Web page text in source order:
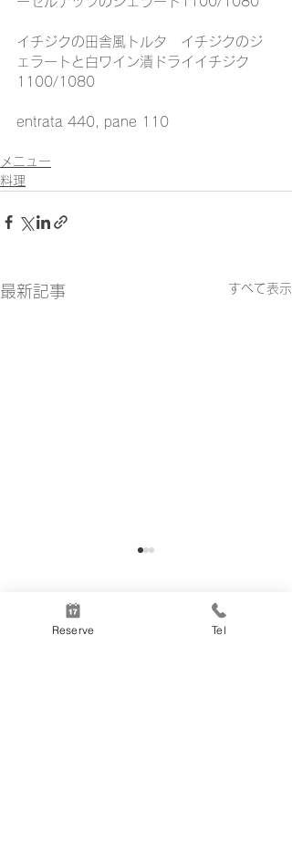
イチジクの田舎風トルタ　イチジクのジ
ェラートと白ワイン漬ドライイチジク
1100/1080
entrata 440, pane 110
メニュー
料理
最新記事 すべて表示
コメントReserve Tel